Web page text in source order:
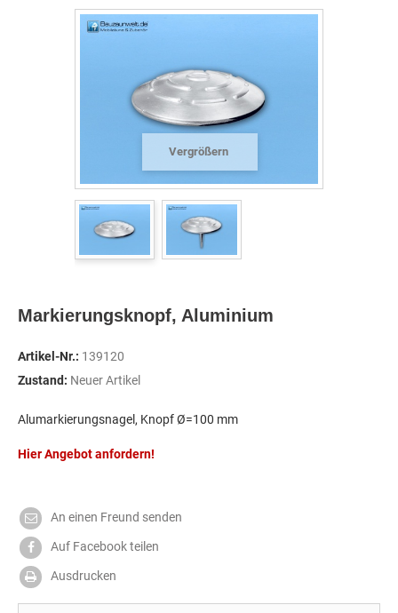
Vergrößern
Markierungsknopf, Aluminium
Artikel-Nr.: 139120
Zustand: Neuer Artikel
Alumarkierungsnagel, KnopfØ=100 mm
Hier Angebot anfordern!
An einen Freund senden
Auf Facebook teilen
Ausdrucken